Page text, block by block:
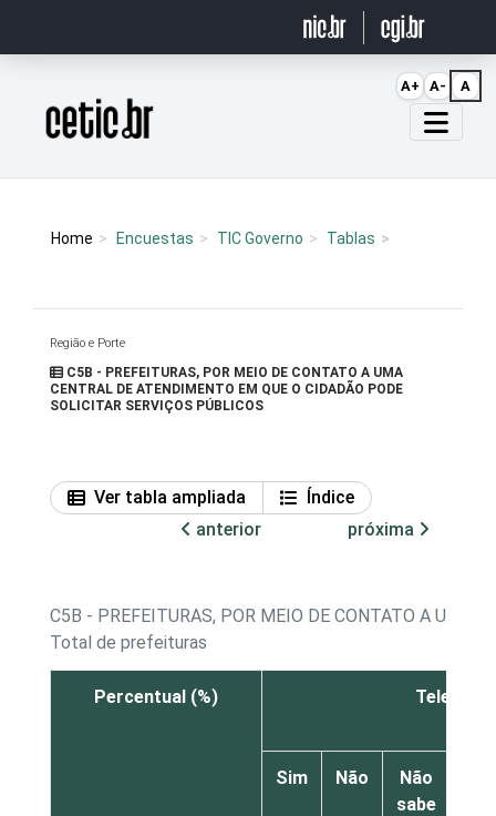
Página inicial
Home Encuestas TIC Governo Tablas
Região e Porte
C5B - PREFEITURAS, POR MEIO DE CONTATO A UMA
CENTRAL DE ATENDIMENTO EM QUE O CIDADÃO PODE
SOLICITAR SERVIÇOS PÚBLICOS
Ver tabla ampliada
Índice
anterior
próxima
C5B - PREFEITURAS, POR MEIO DE CONTATO A UMA
Total de prefeituras
Percentual (%) Telefone
Sim Não
Não
sabe
A+ A- A